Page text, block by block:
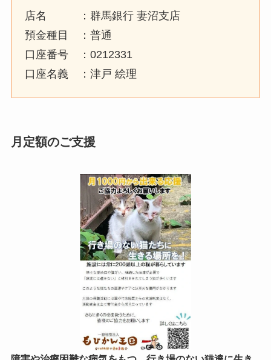
店名 ：群馬銀行 妻沼支店
預金種目 ：普通
口座番号 ：0212331
口座名義 ：津戸 絵理
月定額のご支援